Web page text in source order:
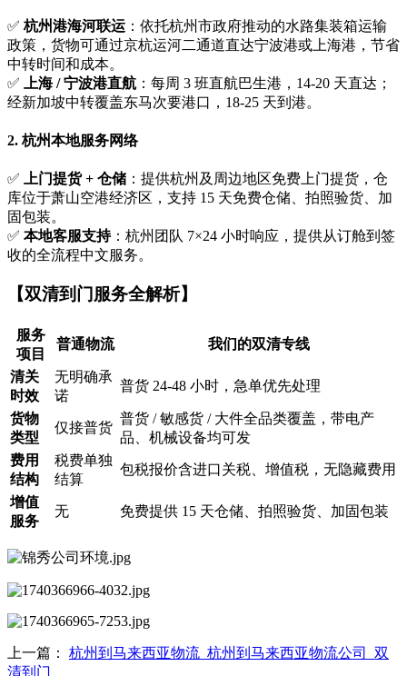
✅ 杭州港海河联运 ：依托杭州市政府推动的水路集装箱运输
政策，货物可通过京杭运河二通道直达宁波港或上海港，节省
中转时间和成本。
✅
上海 / 宁波港直航 ：每周 3 班直航巴生港，14-20 天直达；
经新加坡中转覆盖东马次要港口，18-25 天到港。
2. 杭州本地服务网络
✅ 上门提货 + 仓储 ：提供杭州及周边地区免费上门提货，仓
库位于萧山空港经济区，支持 15 天免费仓储、拍照验货、加
固包装。
✅ 本地客服支持：杭州团队 7×24 小时响应，提供从订舱到签
收的全流程中文服务。
【双清到门服务全解析】
服务
项目
普通物流 我们的双清专线
清关
时效
无明确承
诺
普货 24-48 小时，急单优先处理
货物
类型
仅接普货
普货 / 敏感货 / 大件全品类覆盖，带电产
品、机械设备均可发
费用
结构
税费单独
结算
包税报价含进口关税、增值税，无隐藏费用
增值
服务
无 免费提供 15 天仓储、拍照验货、加固包装
上一篇： 杭州到马来西亚物流_杭州到马来西亚物流公司_双
清到门